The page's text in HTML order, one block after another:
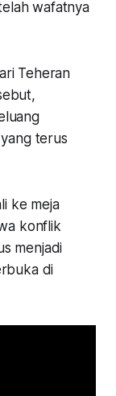
wafatnya
Teheran
terus
ke meja
konflik
menjadi
di